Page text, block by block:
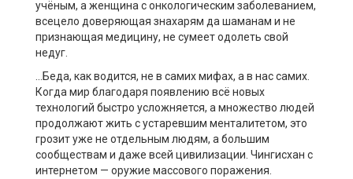
учёным, а женщина с онкологическим заболеванием,
всецело доверяющая знахарям да шаманам и не
признающая медицину, не сумеет одолеть свой
недуг.
…Беда, как водится, не в самих мифах, а в нас самих.
Когда мир благодаря появлению всё новых
технологий быстро усложняется, а множество людей
продолжают жить с устаревшим менталитетом, это
грозит уже не отдельным людям, а большим
сообществам и даже всей цивилизации. Чингисхан с
интернетом — оружие массового поражения.